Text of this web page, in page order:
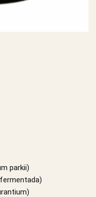
parkii)